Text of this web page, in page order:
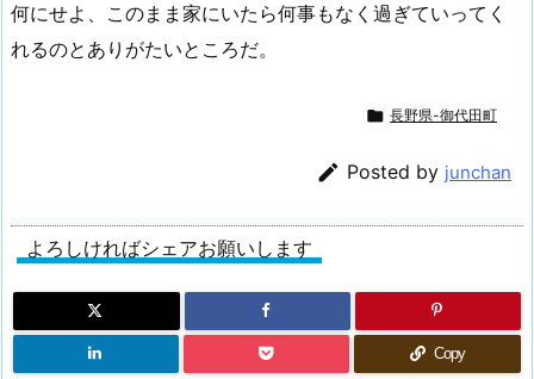
何にせよ、このまま家にいたら何事もなく過ぎていってく
れるのとありがたいところだ。
 長野県-御代田町
 Posted by junchan
よろしければシェアお願いします
Copy